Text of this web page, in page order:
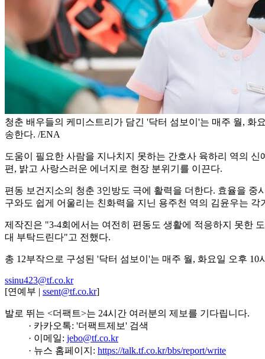
청춘 배우들의 케미스트리가 담긴 '닥터 섬보이'는 매주 월, 화
송한다. /ENA
도움이 필요한 사람을 지나치지 못하는 간호사 육하리 역의
편, 밝고 사랑스러운 에너지로 현장 분위기를 이끈다.
편동 보건지소의 청춘 3인방도 극에 활력을 더한다. 효율을
구와도 쉽게 어울리는 친화력을 지닌 용주천 역의 김윤우는
제작진은 "3-4회에서는 여전히 편동도 생활에 적응하지 못한
대 부탁드린다"고 전했다.
총 12부작으로 구성된 '닥터 섬보이'는 매주 월, 화요일 오후
ssinu423@tf.co.kr
[연예부 | ssent@tf.co.kr]
발로 뛰는 <더팩트>는 24시간 여러분의 제보를 기다립니다.
· 카카오톡: '더팩트제보' 검색
· 이메일: jebo@tf.co.kr
· 뉴스 홈페이지: https://talk.tf.co.kr/bbs/report/write